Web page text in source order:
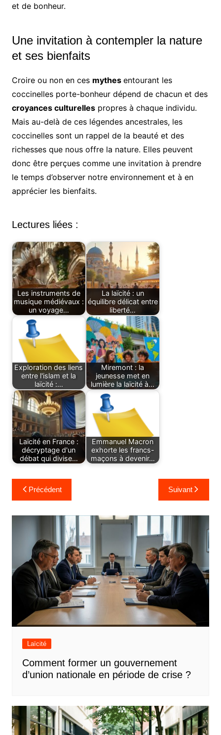
et de bonheur.
Une invitation à contempler la nature
et ses bienfaits
Croire ou non en ces mythes entourant les
coccinelles porte-bonheur dépend de chacun et des
croyances culturellespropres à chaque individu.
Mais au-delà de ces légendes ancestrales, les
coccinelles sont un rappel de la beauté et des
richesses que nous offre la nature. Elles peuvent
donc être perçues comme une invitation à prendre
le temps d’observer notre environnement et à en
apprécier les bienfaits.
Lectures liées :
Les instruments de
musique médiévaux :
un voyage…
La laïcité : un
équilibre délicat entre
liberté…
Exploration des liens
entre l'islam et la
laïcité :…
Miremont : la
jeunesse met en
lumière la laïcité à…
Laïcité en France :
décryptage d'un
débat qui divise…
Emmanuel Macron
exhorte les francs-
maçons à devenir…
Navigation
de
l’article
Précédent Suivant
Laïcité
Comment former un gouvernement
d’union nationale en période de crise ?